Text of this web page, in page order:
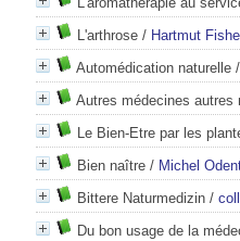
L'arthrose / Hartmut
Automédication naturelle
Autres médecines autres
Le Bien-Etre par les
Bien naître / Michel
Bittere Naturmedizin /
Du bon usage de la